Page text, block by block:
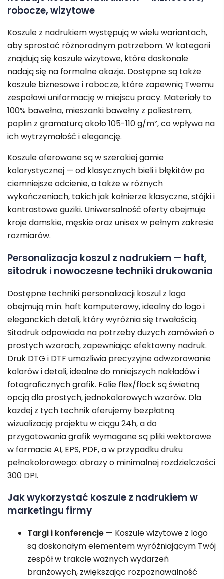
robocze, wizytowe
Koszule z nadrukiem występują w wielu wariantach,
aby sprostać różnorodnym potrzebom. W kategorii
znajdują się koszule wizytowe, które doskonale
nadają się na formalne okazje. Dostępne są także
koszule biznesowe i robocze, które zapewnią Twemu
zespołowi uniformację w miejscu pracy. Materiały to
100% bawełna, mieszanki bawełny z poliestrem,
poplin z gramaturą około 105-110 g/m², co wpływa na
ich wytrzymałość i elegancję.
Koszule oferowane są w szerokiej gamie
kolorystycznej — od klasycznych bieli i błękitów po
ciemniejsze odcienie, a także w różnych
wykończeniach, takich jak kołnierze klasyczne, stójki i
kontrastowe guziki. Uniwersalność oferty obejmuje
kroje damskie, męskie oraz unisex w pełnym zakresie
rozmiarów.
Personalizacja koszul z nadrukiem — haft,
sitodruk i nowoczesne techniki drukowania
Dostępne techniki personalizacji koszul z logo
obejmują m.in. haft komputerowy, idealny do logo i
eleganckich detali, który wyróżnia się trwałością.
Sitodruk odpowiada na potrzeby dużych zamówień o
prostych wzorach, zapewniając efektowny nadruk.
Druk DTG i DTF umożliwia precyzyjne odwzorowanie
kolorów i detali, idealne do mniejszych nakładów i
fotograficznych grafik. Folie flex/flock są świetną
opcją dla prostych, jednokolorowych wzorów. Dla
każdej z tych technik oferujemy bezpłatną
wizualizację projektu w ciągu 24h, a do
przygotowania grafik wymagane są pliki wektorowe
w formacie AI, EPS, PDF, a w przypadku druku
pełnokolorowego: obrazy o minimalnej rozdzielczości
300 DPI.
Jak wykorzystać koszule z nadrukiem w
marketingu firmy
Targi i konferencje — Koszule wizytowe z logo
są doskonałym elementem wyróżniającym Twój
zespół w trakcie ważnych wydarzeń
branżowych, zwiększając rozpoznawalność